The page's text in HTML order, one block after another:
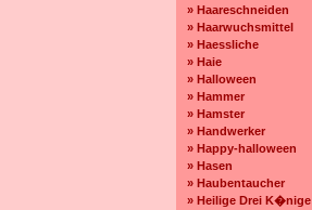
» Haareschneiden
» Haarwuchsmittel
» Haessliche
» Haie
» Halloween
» Hammer
» Hamster
» Handwerker
» Happy-halloween
» Hasen
» Haubentaucher
» Heilige Drei K�nige